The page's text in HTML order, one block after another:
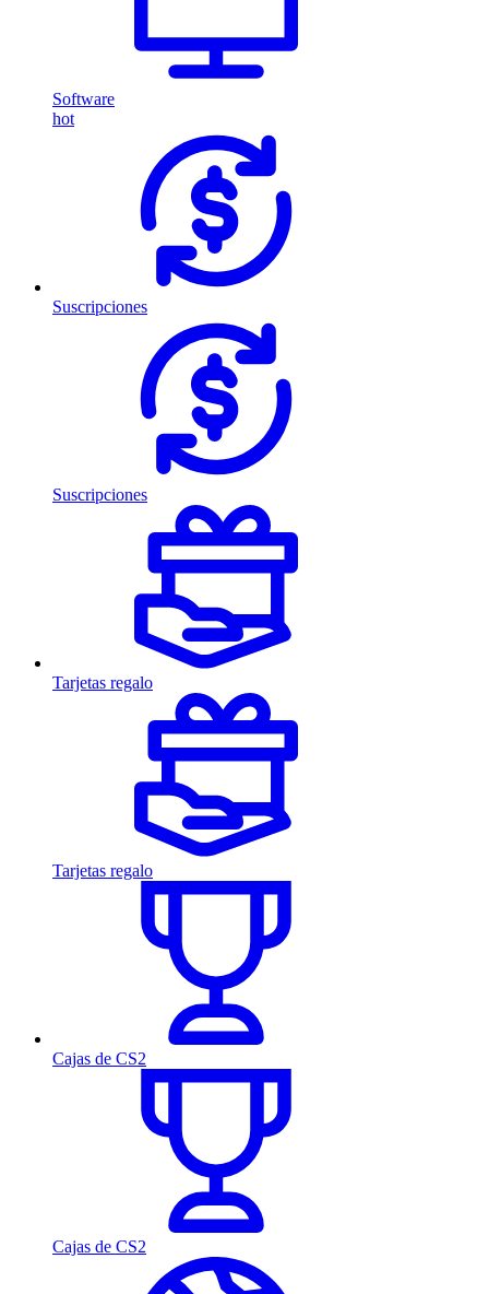
Software
hot
Suscripciones
Suscripciones
Tarjetas regalo
Tarjetas regalo
Cajas de CS2
Cajas de CS2